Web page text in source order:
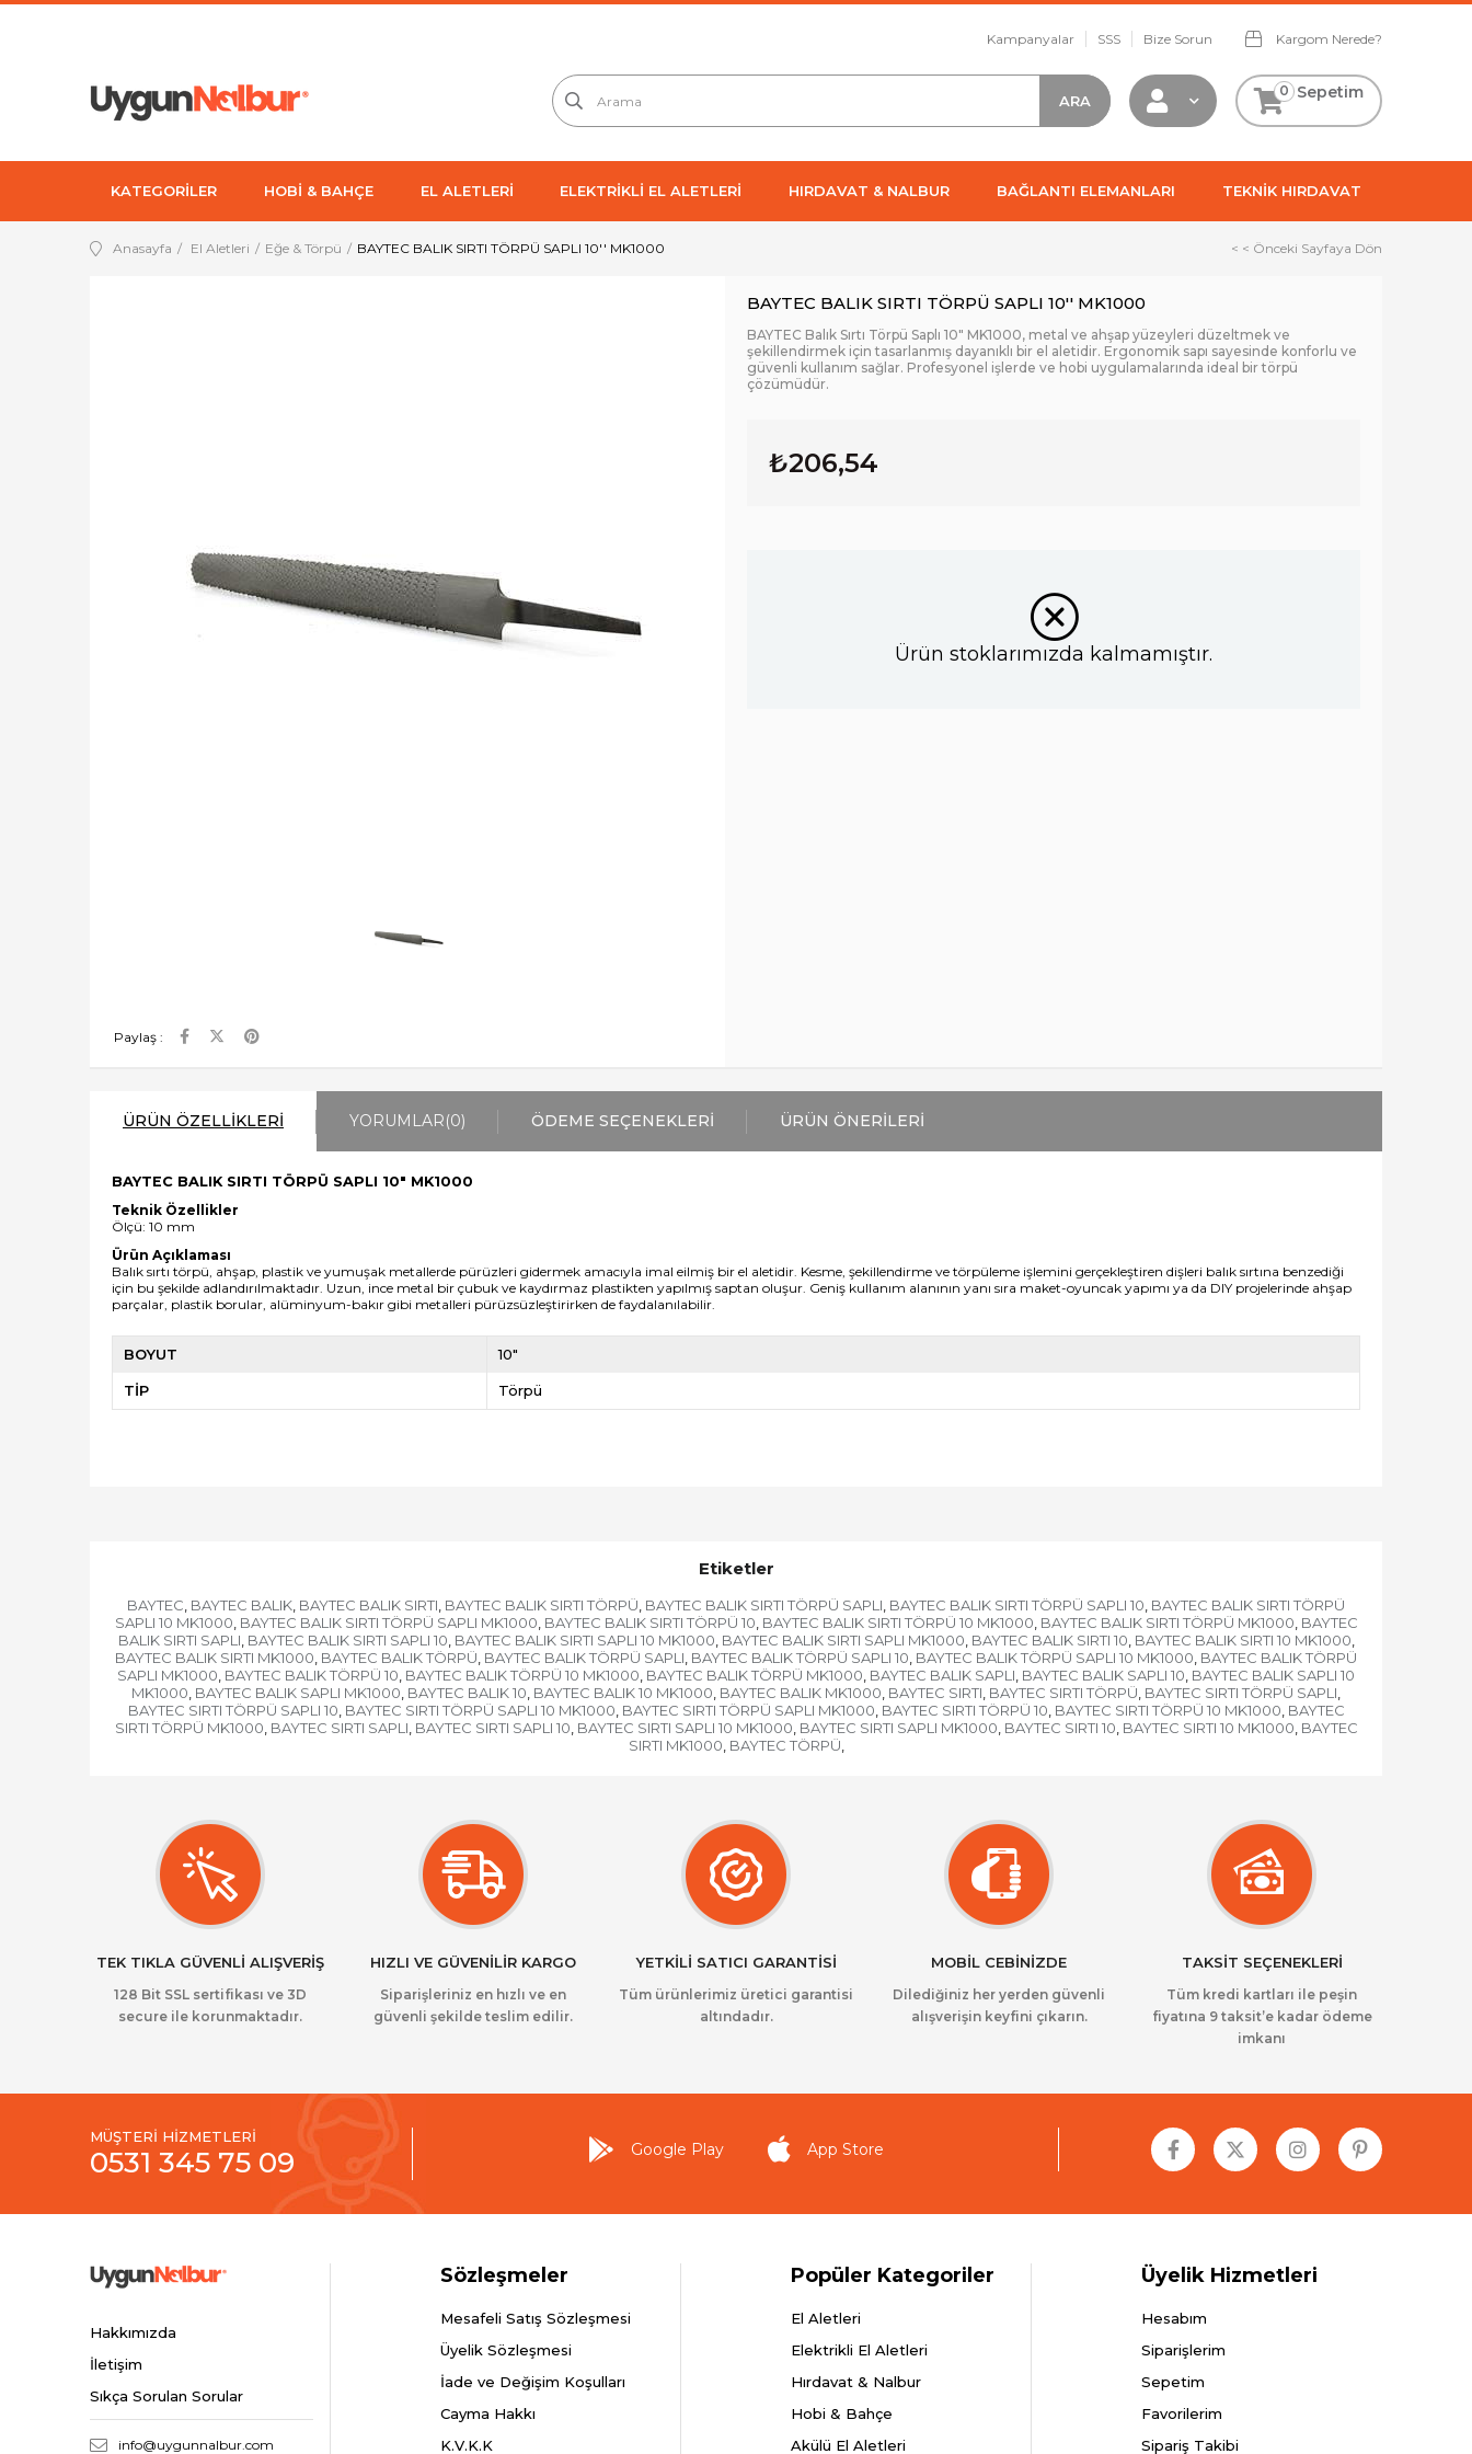
Kampanyalar SSS Bize Sorun Kargom Nerede?
Sepetim
0
KATEGORİLER HOBİ & BAHÇE EL ALETLERİ ELEKTRİKLİ EL ALETLERİ HIRDAVAT & NALBUR BAĞLANTI ELEMANLARI TEKNİK HIRDAVAT
Anasayfa El Aletleri Eğe & Törpü BAYTEC BALIK SIRTI TÖRPÜ SAPLI 10'' MK1000 < < Önceki Sayfaya Dön
Paylaş :
BAYTEC BALIK SIRTI TÖRPÜ SAPLI 10'' MK1000
BAYTEC Balık Sırtı Törpü Saplı 10" MK1000, metal ve ahşap yüzeyleri düzeltmek ve
şekillendirmek için tasarlanmış dayanıklı bir el aletidir. Ergonomik sapı sayesinde konforlu ve
güvenli kullanım sağlar. Profesyonel işlerde ve hobi uygulamalarında ideal bir törpü
çözümüdür.
₺206,54
Ürün stoklarımızda kalmamıştır.
ÜRÜN ÖZELLIKLERI YORUMLAR(0) ÖDEME SEÇENEKLERI ÜRÜN ÖNERILERI
BAYTEC BALIK SIRTI TÖRPÜ SAPLI 10" MK1000
Teknik Özellikler
Ölçü: 10 mm
Ürün Açıklaması
Balık sırtı törpü, ahşap, plastik ve yumuşak metallerde pürüzleri gidermek amacıyla imal eilmiş bir el aletidir. Kesme, şekillendirme ve törpüleme işlemini gerçekleştiren dişleri balık sırtına benzediği
için bu şekilde adlandırılmaktadır. Uzun, ince metal bir çubuk ve kaydırmaz plastikten yapılmış saptan oluşur. Geniş kullanım alanının yanı sıra maket-oyuncak yapımı ya da DIY projelerinde ahşap
parçalar, plastik borular, alüminyum-bakır gibi metalleri pürüzsüzleştirirken de faydalanılabilir.
BOYUT 10"
TİP Törpü
Etiketler
BAYTEC, BAYTEC BALIK, BAYTEC BALIK SIRTI, BAYTEC BALIK SIRTI TÖRPÜ, BAYTEC BALIK SIRTI TÖRPÜ SAPLI, BAYTEC BALIK SIRTI TÖRPÜ SAPLI 10, BAYTEC BALIK SIRTI TÖRPÜ
SAPLI 10 MK1000, BAYTEC BALIK SIRTI TÖRPÜ SAPLI MK1000, BAYTEC BALIK SIRTI TÖRPÜ 10, BAYTEC BALIK SIRTI TÖRPÜ 10 MK1000, BAYTEC BALIK SIRTI TÖRPÜ MK1000, BAYTEC
BALIK SIRTI SAPLI, BAYTEC BALIK SIRTI SAPLI 10, BAYTEC BALIK SIRTI SAPLI 10 MK1000, BAYTEC BALIK SIRTI SAPLI MK1000, BAYTEC BALIK SIRTI 10, BAYTEC BALIK SIRTI 10 MK1000,
BAYTEC BALIK SIRTI MK1000, BAYTEC BALIK TÖRPÜ, BAYTEC BALIK TÖRPÜ SAPLI, BAYTEC BALIK TÖRPÜ SAPLI 10, BAYTEC BALIK TÖRPÜ SAPLI 10 MK1000, BAYTEC BALIK TÖRPÜ
SAPLI MK1000, BAYTEC BALIK TÖRPÜ 10, BAYTEC BALIK TÖRPÜ 10 MK1000, BAYTEC BALIK TÖRPÜ MK1000, BAYTEC BALIK SAPLI, BAYTEC BALIK SAPLI 10, BAYTEC BALIK SAPLI 10
MK1000, BAYTEC BALIK SAPLI MK1000, BAYTEC BALIK 10, BAYTEC BALIK 10 MK1000, BAYTEC BALIK MK1000, BAYTEC SIRTI, BAYTEC SIRTI TÖRPÜ, BAYTEC SIRTI TÖRPÜ SAPLI,
BAYTEC SIRTI TÖRPÜ SAPLI 10, BAYTEC SIRTI TÖRPÜ SAPLI 10 MK1000, BAYTEC SIRTI TÖRPÜ SAPLI MK1000, BAYTEC SIRTI TÖRPÜ 10, BAYTEC SIRTI TÖRPÜ 10 MK1000, BAYTEC
SIRTI TÖRPÜ MK1000, BAYTEC SIRTI SAPLI, BAYTEC SIRTI SAPLI 10, BAYTEC SIRTI SAPLI 10 MK1000, BAYTEC SIRTI SAPLI MK1000, BAYTEC SIRTI 10, BAYTEC SIRTI 10 MK1000, BAYTEC
SIRTI MK1000, BAYTEC TÖRPÜ,
TEK TIKLA GÜVENLİ ALIŞVERİŞ
128 Bit SSL sertifikası ve 3D
secure ile korunmaktadır.
HIZLI VE GÜVENİLİR KARGO
Siparişleriniz en hızlı ve en
güvenli şekilde teslim edilir.
YETKİLİ SATICI GARANTİSİ
Tüm ürünlerimiz üretici garantisi
altındadır.
MOBİL CEBİNİZDE
Dilediğiniz her yerden güvenli
alışverişin keyfini çıkarın.
TAKSİT SEÇENEKLERİ
Tüm kredi kartları ile peşin
fiyatına 9 taksit’e kadar ödeme
imkanı
MÜŞTERİ HİZMETLERİ
0531 345 75 09 Google Play App Store
Hakkımızda
İletişim
Sıkça Sorulan Sorular
info@uygunnalbur.com
Sözleşmeler
Mesafeli Satış Sözleşmesi
Üyelik Sözleşmesi
İade ve Değişim Koşulları
Cayma Hakkı
K.V.K.K
Popüler Kategoriler
El Aletleri
Elektrikli El Aletleri
Hırdavat & Nalbur
Hobi & Bahçe
Akülü El Aletleri
Üyelik Hizmetleri
Hesabım
Siparişlerim
Sepetim
Favorilerim
Sipariş Takibi